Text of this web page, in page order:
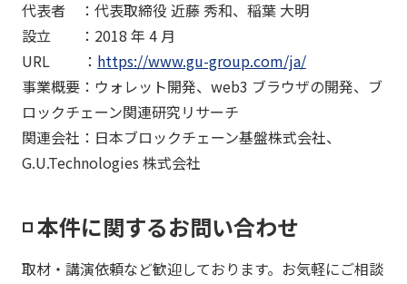
代表者 ：代表取締役 近藤 秀和、稲葉 大明
設立 ：2018 年 4 月
URL ： https://www.gu-group.com/ja/
事業概要：ウォレット開発、web3 ブラウザの開発、ブ
ロックチェーン関連研究リサーチ
関連会社：日本ブロックチェーン基盤株式会社、
G.U.Technologies 株式会社
◽️ 本件に関するお問い合わせ
取材・講演依頼など歓迎しております。お気軽にご相談